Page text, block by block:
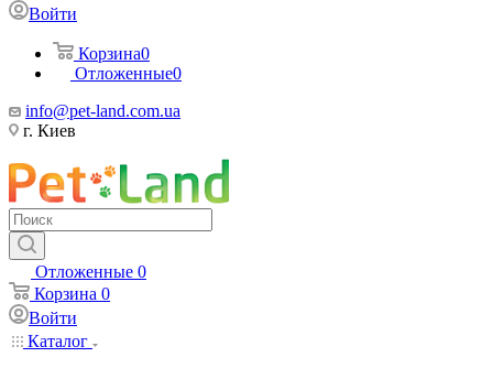
Войти
Корзина0
Отложенные0
info@pet-land.com.ua
г. Киев
Отложенные 0
Корзина 0
Войти
Каталог